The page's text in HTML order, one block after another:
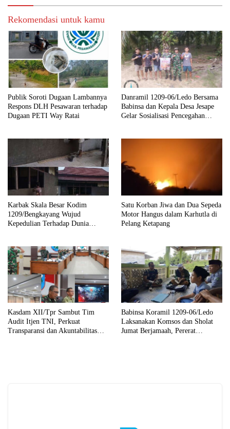
Rekomendasi untuk kamu
Publik Soroti Dugaan Lambannya
Respons DLH Pesawaran terhadap
Dugaan PETI Way Ratai
Danramil 1209-06/Ledo Bersama
Babinsa dan Kepala Desa Jesape
Gelar Sosialisasi Pencegahan
Karbak Skala Besar Kodim
1209/Bengkayang Wujud
Kepedulian Terhadap Dunia
Satu Korban Jiwa dan Dua Sepeda
Motor Hangus dalam Karhutla di
Pelang Ketapang
Kasdam XII/Tpr Sambut Tim
Audit Itjen TNI, Perkuat
Transparansi dan Akuntabilitas
Babinsa Koramil 1209-06/Ledo
Laksanakan Komsos dan Sholat
Jumat Berjamaah, Pererat